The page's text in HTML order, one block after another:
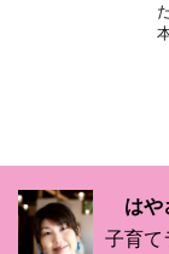
はや
子育て